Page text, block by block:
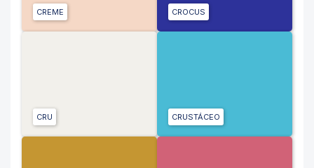
CREME CROCUS
CRU CRUSTÁCEO